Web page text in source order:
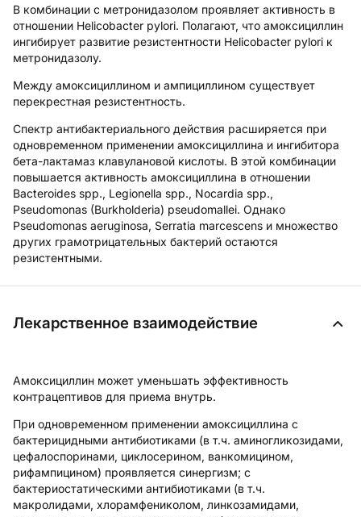
В комбинации с метронидазолом проявляет активность в
отношении Helicobacter pylori. Полагают, что амоксициллин
ингибирует развитие резистентности Helicobacter pylori к
метронидазолу.
Между амоксициллином и ампициллином существует
перекрестная резистентность.
Спектр антибактериального действия расширяется при
одновременном применении амоксициллина и ингибитора
бета-лактамаз клавулановой кислоты. В этой комбинации
повышается активность амоксициллина в отношении
Bacteroides spp., Legionella spp., Nocardia spp.,
Pseudomonas (Burkholderia) pseudomallei. Однако
Pseudomonas aeruginosa, Serratia marcescens и множество
других грамотрицательных бактерий остаются
резистентными.
Лекарственное взаимодействие
Амоксициллин может уменьшать эффективность
контрацептивов для приема внутрь.
При одновременном применении амоксициллина с
бактерицидными антибиотиками (в т.ч. аминогликозидами,
цефалоспоринами, циклосерином, ванкомицином,
рифампицином) проявляется синергизм; с
бактериостатическими антибиотиками (в т.ч.
макролидами, хлорамфениколом, линкозамидами,